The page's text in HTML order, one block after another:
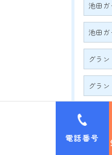
池田
池田
グラ
グラ
グラ
グラ
電話番号